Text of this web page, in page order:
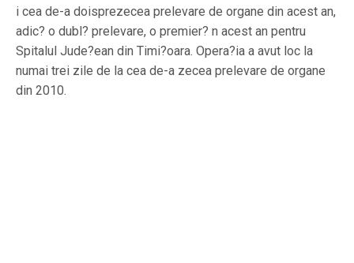
i cea de-a doisprezecea prelevare de organe din acest an,
adic? o dubl? prelevare, o premier? n acest an pentru
Spitalul Jude?ean din Timi?oara. Opera?ia a avut loc la
numai trei zile de la cea de-a zecea prelevare de organe
din 2010.